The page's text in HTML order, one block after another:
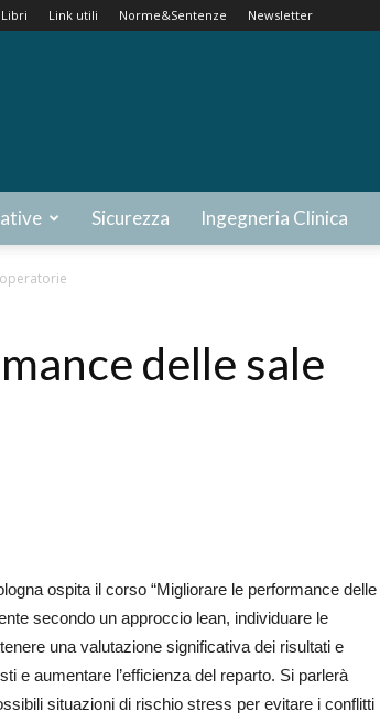
Libri Link utili Norme&Sentenze Newsletter
Sicurezza Ingegneria Clinica
delle sale
ospita il corso “Migliorare le performance delle
secondo un approccio lean, individuare le
una valutazione significativa dei risultati e
e aumentare l’efficienza del reparto. Si parlerà
situazioni di rischio stress per evitare i conflitti